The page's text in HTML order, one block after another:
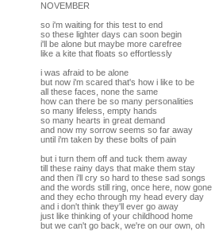
NOVEMBER
so i'm waiting for this test to end
so these lighter days can soon begin
i'll be alone but maybe more carefree
like a kite that floats so effortlessly
i was afraid to be alone
but now i'm scared that's how i like to be
all these faces, none the same
how can there be so many personalities
so many lifeless, empty hands
so many hearts in great demand
and now my sorrow seems so far away
until i'm taken by these bolts of pain
but i turn them off and tuck them away
till these rainy days that make them stay
and then i'll cry so hard to these sad songs
and the words still ring, once here, now gone
and they echo through my head every day
and i don't think they'll ever go away
just like thinking of your childhood home
but we can't go back, we're on our own, oh